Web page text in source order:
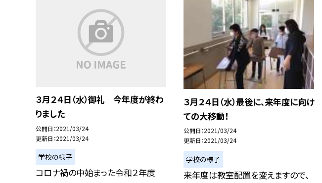
３月２４日（水）御礼 今年度が終わ
りました
公開日 2021/03/24
更新日 2021/03/24
学校の様子
コロナ禍の中始まった令和２年度
３月２４日（水）最後に、来年度に向け
ての大移動！
公開日 2021/03/24
更新日 2021/03/24
学校の様子
来年度は教室配置を変えますので、